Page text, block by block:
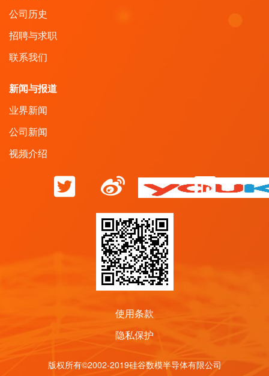
公司历史
招聘与求职
联系我们
新闻与报道
业界新闻
公司新闻
视频介绍
使用条款
隐私保护
版权所有©2002-2019硅谷数模半导体有限公司